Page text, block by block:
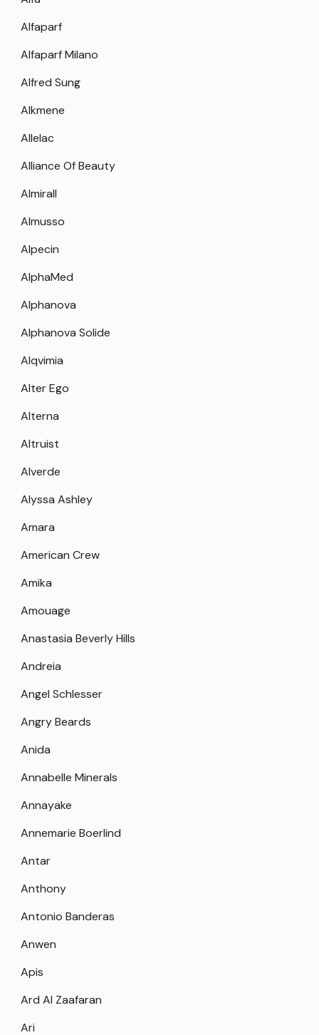
Alfaparf
Alfaparf Milano
Alfred Sung
Alkmene
Allelac
Alliance Of Beauty
Almirall
Almusso
Alpecin
AlphaMed
Alphanova
Alphanova Solide
Alqvimia
Alter Ego
Alterna
Altruist
Alverde
Alyssa Ashley
Amara
American Crew
Amika
Amouage
Anastasia Beverly Hills
Andreia
Angel Schlesser
Angry Beards
Anida
Annabelle Minerals
Annayake
Annemarie Boerlind
Antar
Anthony
Antonio Banderas
Anwen
Apis
Ard Al Zaafaran
Ari